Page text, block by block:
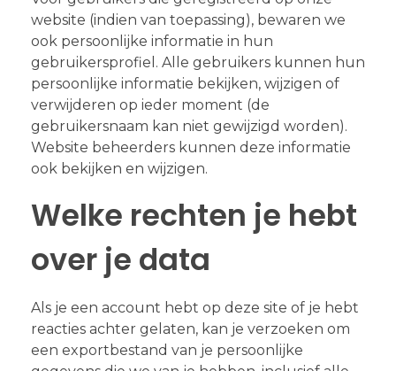
website (indien van toepassing), bewaren we
ook persoonlijke informatie in hun
gebruikersprofiel. Alle gebruikers kunnen hun
persoonlijke informatie bekijken, wijzigen of
verwijderen op ieder moment (de
gebruikersnaam kan niet gewijzigd worden).
Website beheerders kunnen deze informatie
ook bekijken en wijzigen.
Welke rechten je hebt
over je data
Als je een account hebt op deze site of je hebt
reacties achter gelaten, kan je verzoeken om
een exportbestand van je persoonlijke